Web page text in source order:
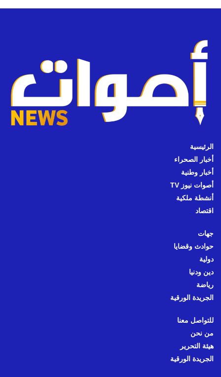
الرئيسية
أخبار الصحراء
أخبار وطنية
أصوات نيوز TV
أنشطة ملكية
اقتصاد
جهات
حوادث وقضايا
دولية
دين ودنيا
رياضة
الجريدة الورقية
للتواصل معنا
من نحن
هيئة التحرير
الجريدة الورقية